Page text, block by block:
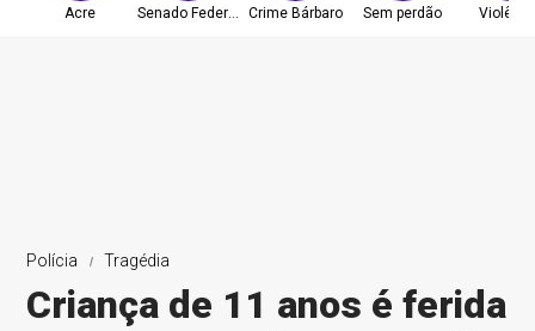
Acre Senado Federal Crime Bárbaro Sem perdão
Polícia Tragédia
Criança de 11 anos é ferida